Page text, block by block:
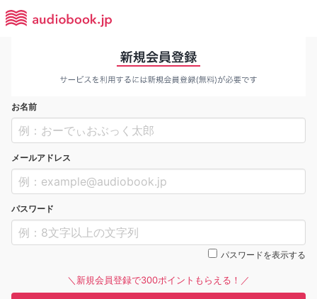
お名前
メールアドレス
パスワード
パスワードを表示する
＼新規会員登録で300ポイントもらえる！／